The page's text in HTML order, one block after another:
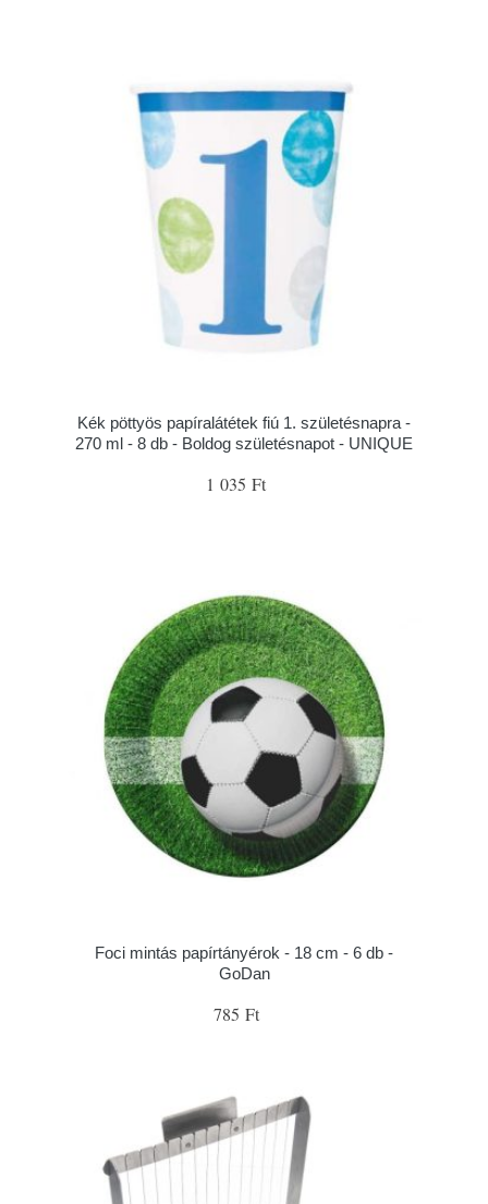
Kék pöttyös papíralátétek fiú 1. születésnapra -
270 ml - 8 db - Boldog születésnapot - UNIQUE
1 035 Ft
Foci mintás papírtányérok - 18 cm - 6 db -
GoDan
785 Ft